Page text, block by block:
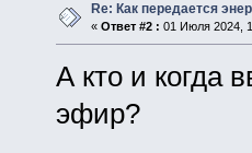
Re: Как передается
« Ответ #2 : 01 Июля 2024,
А кто и когда
эфир?